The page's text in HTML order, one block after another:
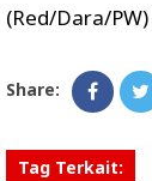
(Red/Dara/PW)
Share:
Tag Terkait: